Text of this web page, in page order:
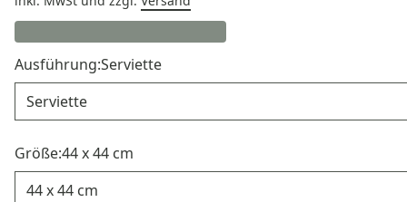
Ausführung:Serviette
Größe:44 x 44 cm